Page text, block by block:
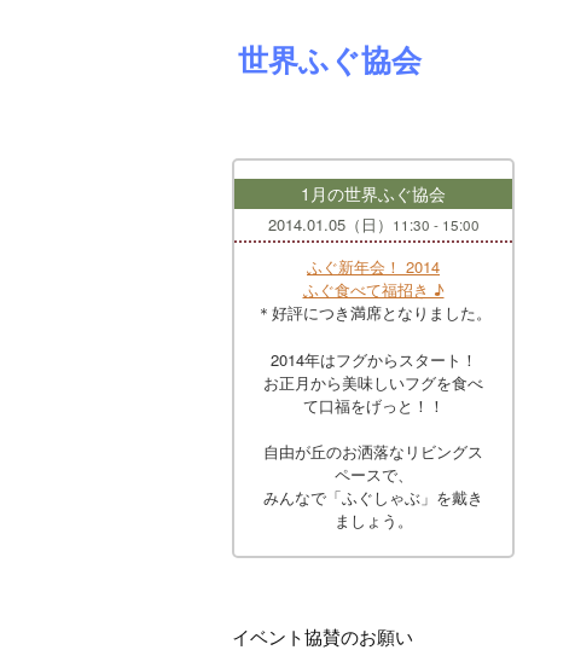
世界ふぐ協会
1月の世界ふぐ協会
2014.01.05（日） 11:30 - 15:00
ふぐ新年会！ 2014
ふぐ食べて福招き ♪
＊好評につき満席となりました。
2014年はフグからスタート！
お正月から美味しいフグを食べ
て口福をげっと！！
自由が丘のお洒落なリビングス
ペースで、
みんなで「ふぐしゃぶ」を戴き
ましょう。
イベント協賛のお願い